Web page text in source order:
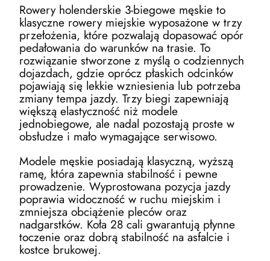
Rowery holenderskie 3-biegowe męskie to
klasyczne rowery miejskie wyposażone w trzy
przełożenia, które pozwalają dopasować opór
pedałowania do warunków na trasie. To
rozwiązanie stworzone z myślą o codziennych
dojazdach, gdzie oprócz płaskich odcinków
pojawiają się lekkie wzniesienia lub potrzeba
zmiany tempa jazdy. Trzy biegi zapewniają
większą elastyczność niż modele
jednobiegowe, ale nadal pozostają proste w
obsłudze i mało wymagające serwisowo.
Modele męskie posiadają klasyczną, wyższą
ramę, która zapewnia stabilność i pewne
prowadzenie. Wyprostowana pozycja jazdy
poprawia widoczność w ruchu miejskim i
zmniejsza obciążenie pleców oraz
nadgarstków. Koła 28 cali gwarantują płynne
toczenie oraz dobrą stabilność na asfalcie i
kostce brukowej.